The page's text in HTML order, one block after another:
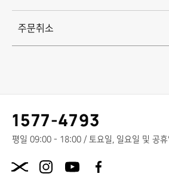
3.5
너비 (mm)
송
취
소
안
내
주문취소
고
객
센
전
1577-4793
평일 09:00 - 18:00 / 토요일, 일요일 및 공휴
X.com